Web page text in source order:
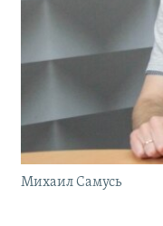
Михаил Самусь